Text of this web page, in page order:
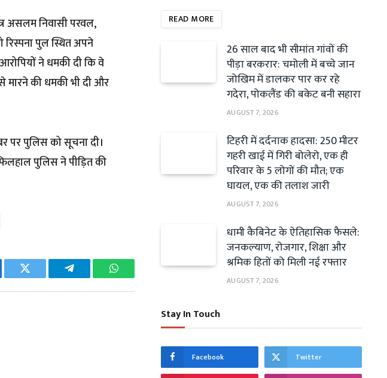
असलम निवासी परवल,
पुल स्थित अपने
ने धमकी दी कि वे
मारने की धमकी भी दी और
पर पुलिस को सूचना दी।
पुलिस ने पीड़ित की
Twitter Telegram WhatsApp
READ MORE
26 साल बाद भी सीमांत गांवों की
पीड़ा बरकरार: चमोली में बच्चे जान
जोखिम में डालकर पार कर रहे
गदेरा, पोकलैंड की बकेट बनी सहारा
AUGUST 7, 2026
टिहरी में दर्दनाक हादसा: 250 मीटर
गहरी खाई में गिरी बोलेरो, एक ही
परिवार के 5 लोगों की मौत; एक
घायल, एक की तलाश जारी
AUGUST 7, 2026
धामी कैबिनेट के ऐतिहासिक फैसले:
जनकल्याण, रोजगार, शिक्षा और
श्रमिक हितों को मिली नई रफ्तार
AUGUST 7, 2026
Stay In Touch
Facebook Twitter